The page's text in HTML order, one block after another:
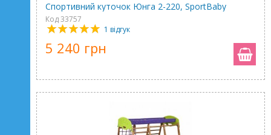
Спортивний куточок Юнга 2-220, SportBaby
Код 33757
1 відгук
5 240 грн